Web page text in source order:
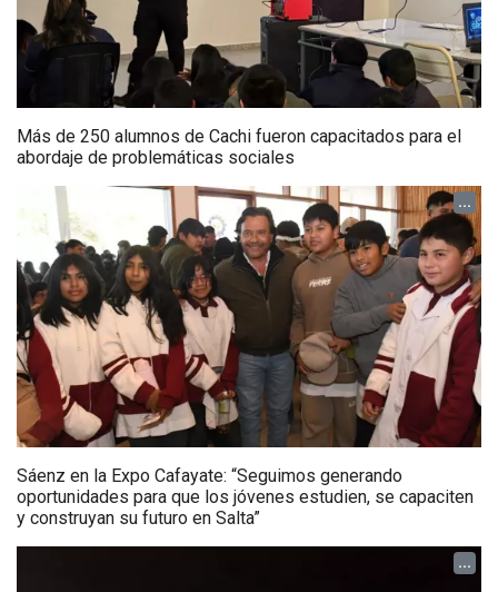
Más de 250 alumnos de Cachi fueron capacitados para el
abordaje de problemáticas sociales
...
Sáenz en la Expo Cafayate: “Seguimos generando
oportunidades para que los jóvenes estudien, se capaciten
y construyan su futuro en Salta”
...